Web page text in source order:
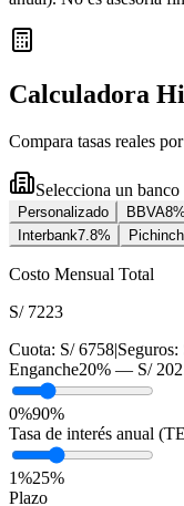
Calculadora
Compara tasas reales
Selecciona un banco
Personalizado BBVA8%
Interbank7.8%
Costo Mensual Total
S/ 7223
Cuota: S/ 6758|Seguros:
Enganche20% — S/
0%90%
Tasa de interés anual
1%25%
Plazo